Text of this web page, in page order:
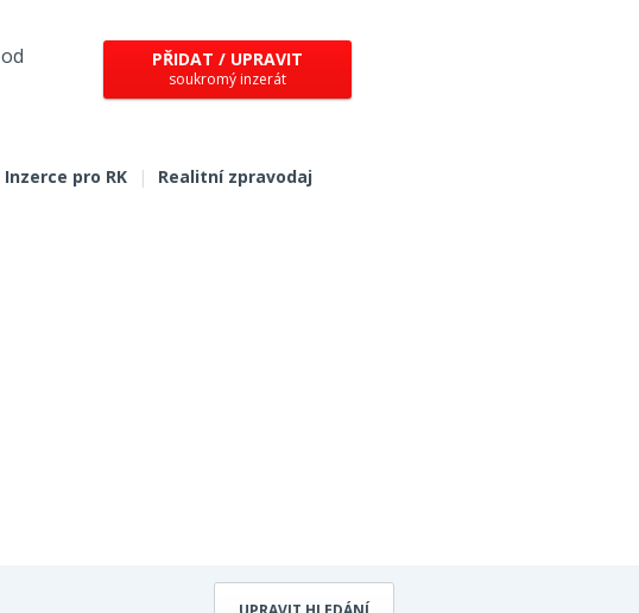
od
PŘIDAT / UPRAVIT
soukromý inzerát
Inzerce pro RK | Realitní zpravodaj